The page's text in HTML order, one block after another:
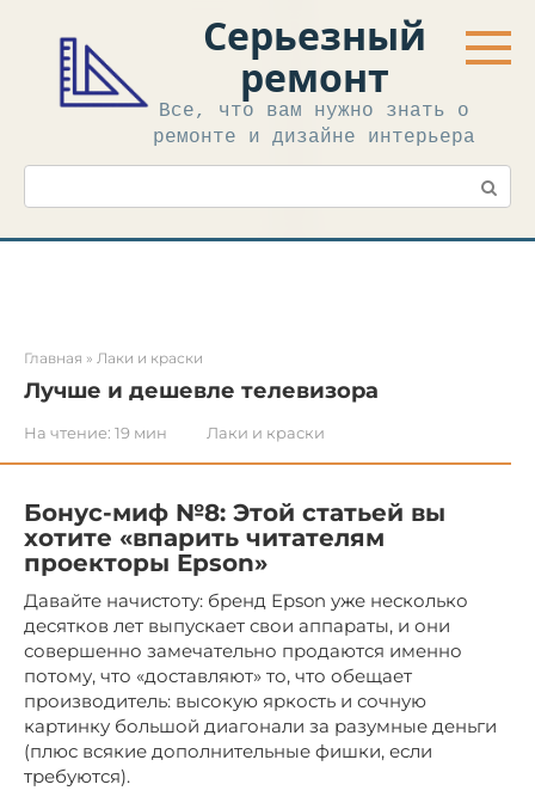
контенту
Серьезный
ремонт
Все, что вам нужно знать о
ремонте и дизайне интерьера
Поиск:
Главная » Лаки и краски
Лучше и дешевле телевизора
На чтение: 19 мин Лаки и краски
Бонус-миф №8: Этой статьей вы
хотите «впарить читателям
проекторы Epson»
Давайте начистоту: бренд Epson уже несколько
десятков лет выпускает свои аппараты, и они
совершенно замечательно продаются именно
потому, что «доставляют» то, что обещает
производитель: высокую яркость и сочную
картинку большой диагонали за разумные деньги
(плюс всякие дополнительные фишки, если
требуются).